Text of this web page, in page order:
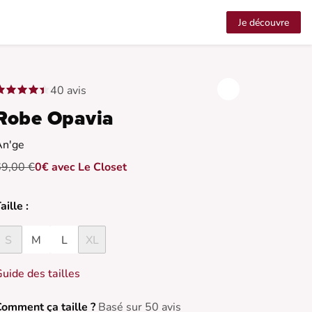
Je découvre
40 avis
Opavia
€0€ avec Le Closet
:
S M L XL
des tailles
ça taille ? Basé sur 50 avis